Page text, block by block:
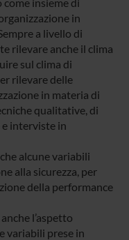
in
a livello di
rilevare anche il clima
sul clima di
rilevare delle
in materia di
qualitative, di
interviste in
alcune variabili
alla sicurezza, per
della performance
l’aspetto
variabili prese in